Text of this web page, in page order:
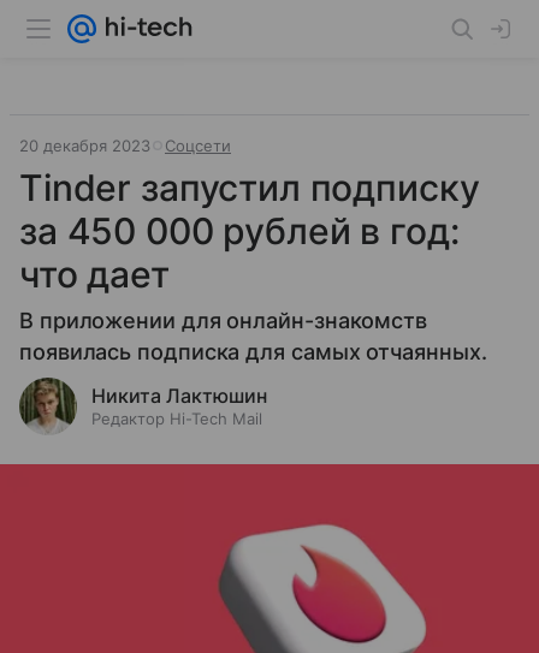
20 декабря 2023 Соцсети
Tinder запустил подписку
за 450 000 рублей в год:
что дает
В приложении для онлайн-знакомств
появилась подписка для самых отчаянных.
Никита Лактюшин
Редактор Hi-Tech Mail